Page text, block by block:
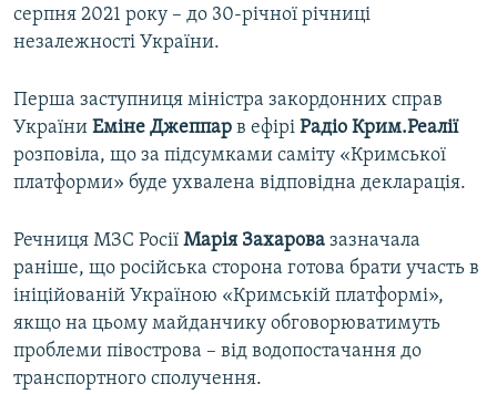
серпня 2021 року – до 30-річної річниці
незалежності України.
Перша заступниця міністра закордонних справ
України Еміне Джеппар в ефірі Радіо Крим.Реалії
розповіла, що за підсумками саміту «Кримської
платформи» буде ухвалена відповідна декларація.
Речниця МЗС Росії Марія Захарова зазначала
раніше, що російська сторона готова брати участь в
ініційованій Україною «Кримській платформі»,
якщо на цьому майданчику обговорюватимуть
проблеми півострова – від водопостачання до
транспортного сполучення.